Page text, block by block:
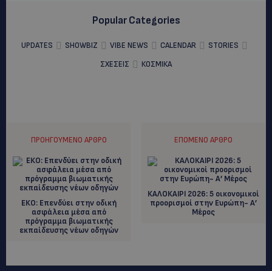
Popular Categories
UPDATES SHOWBIZ VIBE NEWS CALENDAR
STORIES
ΣΧΕΣΕΙΣ
ΚΟΣΜΙΚΑ
ΠΡΟΗΓΟΎΜΕΝΟ ΆΡΘΡΟ
ΕΚΟ: Eπενδύει στην οδική
ασφάλεια μέσα από
πρόγραμμα βιωματικής
εκπαίδευσης νέων οδηγών
ΕΠΌΜΕΝΟ ΆΡΘΡΟ
ΚΑΛΟΚΑΙΡΙ 2026: 5 οικονομικοί
προορισμοί στην Ευρώπη- Α’
Μέρος